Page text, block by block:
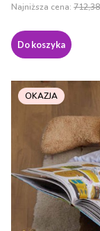
Najniższa cena:
Do koszyka
OKAZJA